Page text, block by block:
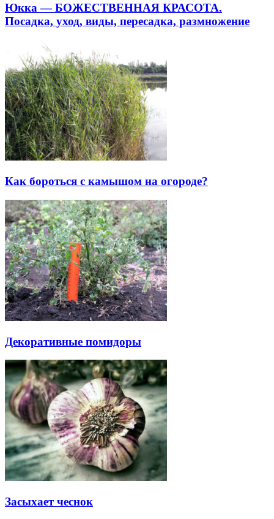
Юкка — БОЖЕСТВЕННАЯ КРАСОТА.
Посадка, уход, виды, пересадка, размножение
Как бороться с камышом на огороде?
Декоративные помидоры
Засыхает чеснок